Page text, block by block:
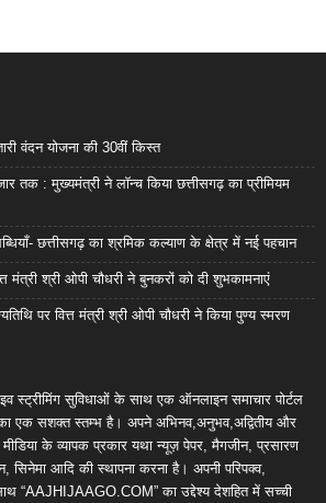
वंदन योजना की 30वीं किस्त
तक : मुख्यमंत्री ने लॉन्च किया छत्तीसगढ़ का प्रीमियम
छत्तीसगढ़ का श्रमिक कल्याण के क्षेत्र में नई पहचान
मंत्री श्री ओपी चौधरी ने बुनकरों को दी शुभकामनाएं
पर वित्त मंत्री श्री ओपी चौधरी ने किया पुण्य स्मरण
स्ट्रीमिंग सुविधाओं के साथ एक ऑनलाइन समाचार पोर्टल
का एक सशक्त स्तम्भ है। अपने अभिनव,अनुभव,अद्वितीय और
मीडिया के व्यापक प्रकार यथा न्यूज़ पेपर, मैगजीन, प्रसारण
सिनेमा आदि की स्थापना करना है। अपनी परिपक्व,
“AAJHIJAAGO.COM” का उद्देश्य देशहित में सच्ची